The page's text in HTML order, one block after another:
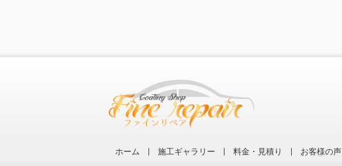
ホーム 施工ギャラリー 料金・見積り お客様の声